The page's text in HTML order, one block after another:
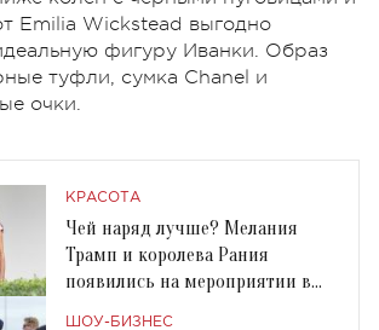
Emilia Wickstead выгодно
фигуру Иванки. Образ
туфли, сумка Chanel и
очки.
КРАСОТА
Чей наряд лучше? Мелания
Трамп и королева Рания
появились на мероприятии в
ШОУ-БИЗНЕС